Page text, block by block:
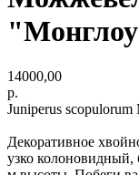
14000,00
р.
Juniperus
Декоративное
узко колоновидный,